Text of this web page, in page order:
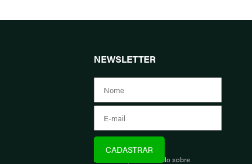
NEWSLETTER
Assine e fique informado sobre